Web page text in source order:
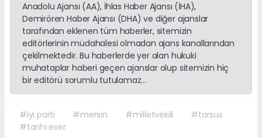
Anadolu Ajansı (AA), İhlas Haber Ajansı (İHA),
Demirören Haber Ajansı (DHA) ve diğer ajanslar
tarafından eklenen tüm haberler, sitemizin
editörlerinin müdahalesi olmadan ajans kanallarından
çekilmektedir. Bu haberlerde yer alan hukuki
muhataplar haberi geçen ajanslar olup sitemizin hiç
bir editörü sorumlu tutulamaz...
#iyi parti #mersin #milletvekili
#tarsus
#tarihi eser